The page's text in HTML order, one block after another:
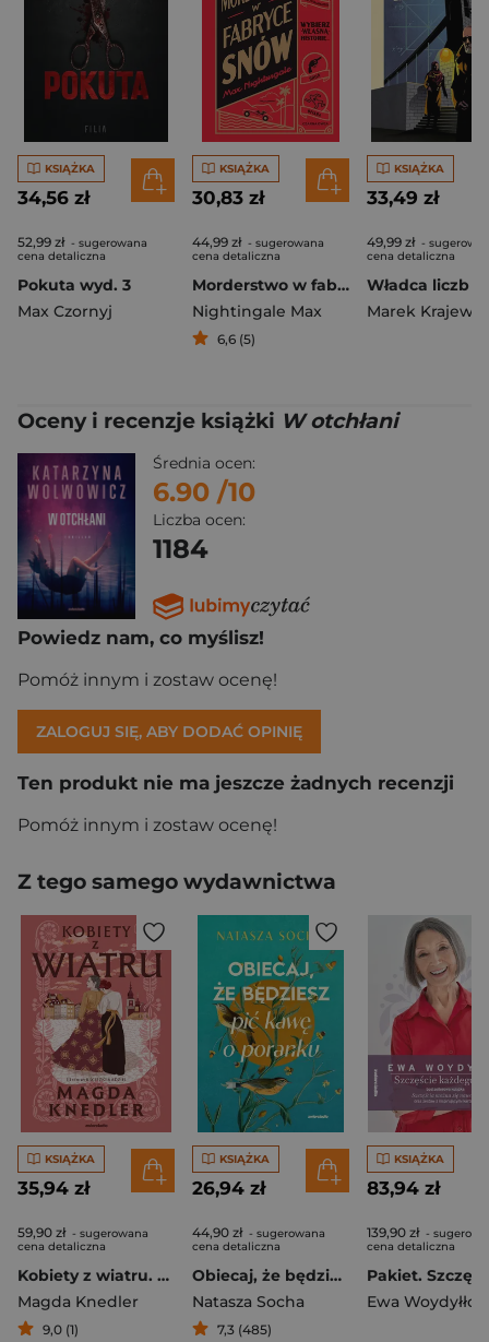
KSIĄŻKA
34,56 zł
52,99 zł - sugerowana
cena detaliczna
Pokuta wyd. 3
Max Czornyj
KSIĄŻKA
30,83 zł
44,99 zł - sugerowana
cena detaliczna
Morderstwo w fabryce snów
Nightingale Max
6,6 (5)
KSIĄŻKA
33,49 zł
49,99 zł -
cena detaliczna
Władca liczb
Marek
Oceny i recenzje książki W otchłani
Średnia ocen:
6.90 /10
Liczba ocen:
1184
Powiedz nam, co myślisz!
Pomóż innym i zostaw ocenę!
ZALOGUJ SIĘ, ABY DODAĆ OPINIĘ
Ten produkt nie ma jeszcze żadnych recenzji
Pomóż innym i zostaw ocenę!
Z tego samego wydawnictwa
KSIĄŻKA
35,94 zł
59,90 zł - sugerowana
cena detaliczna
Kobiety z wiatru. Ścieżkami nadziei. Tom 3
Magda Knedler
9,0 (1)
KSIĄŻKA
26,94 zł
44,90 zł - sugerowana
cena detaliczna
Obiecaj, że będziesz pić kawę o poranku
Natasza Socha
7,3 (485)
KSIĄŻKA
83,94 zł
139,90 zł -
cena detaliczna
Ewa Woydyłło